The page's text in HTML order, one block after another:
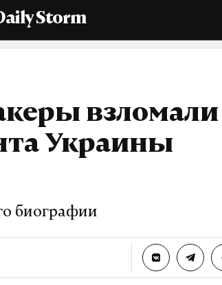
Storm
взломали
Украины
биографии